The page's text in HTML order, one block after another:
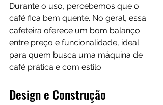
Durante o uso, percebemos que o
café fica bem quente. No geral, essa
cafeteira oferece um bom balanço
entre preço e funcionalidade, ideal
para quem busca uma máquina de
café prática e com estilo.
Design e Construção